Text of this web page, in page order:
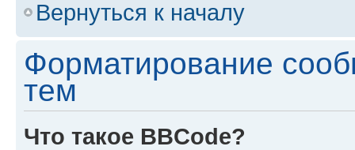
Вернуться к началу
Форматирование
тем
Что такое BBCode?